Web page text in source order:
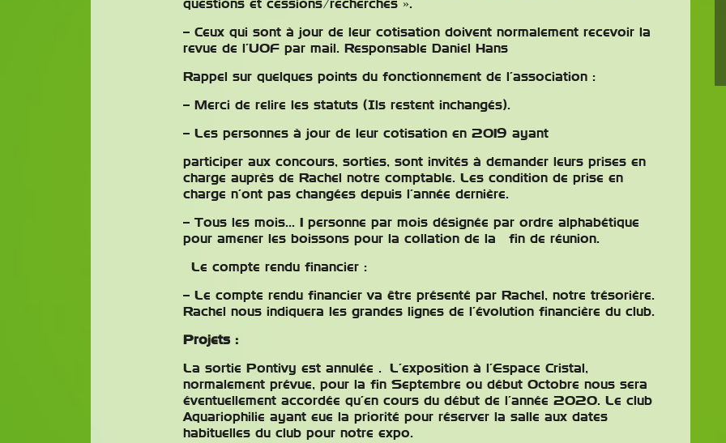
questions et cessions/recherches ».
– Ceux qui sont à jour de leur cotisation doivent normalement recevoir la
revue de l’UOF par mail. Responsable Daniel Hans
Rappel sur quelques points du fonctionnement de l’association :
– Merci de relire les statuts (Ils restent inchangés).
– Les personnes à jour de leur cotisation en 2019 ayant
participer aux concours, sorties, sont invités à demander leurs prises en
charge auprès de Rachel notre comptable. Les condition de prise en
charge n’ont pas changées depuis l’année dernière.
– Tous les mois… 1 personne par mois désignée par ordre alphabétique
pour amener les boissons pour la collation de la fin de réunion.
Le compte rendu financier :
– Le compte rendu financier va être présenté par Rachel, notre trésorière.
Rachel nous indiquera les grandes lignes de l’évolution financière du club.
Projets :
La sortie Pontivy est annulée . L’exposition à l’Espace Cristal,
normalement prévue, pour la fin Septembre ou début Octobre nous sera
éventuellement accordée qu’en cours du début de l’année 2020. Le club
Aquariophilie ayant eue la priorité pour réserver la salle aux dates
habituelles du club pour notre expo.